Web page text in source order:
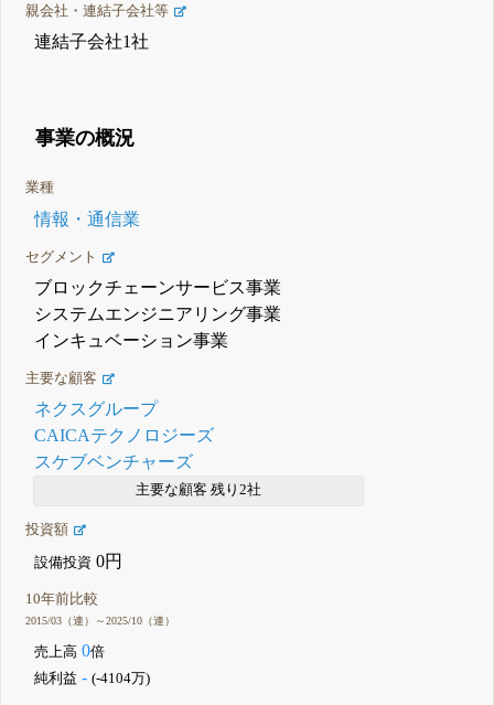
親会社・連結子会社等
連結子会社1社
事業の概況
業種
情報・通信業
セグメント
ブロックチェーンサービス事業
システムエンジニアリング事業
インキュベーション事業
主要な顧客
ネクスグループ
CAICAテクノロジーズ
スケブベンチャーズ
主要な顧客 残り2社
投資額
設備投資 0円
10年前比較
2015/03（連）～2025/10（連）
売上高 0倍
純利益 - (-4104万)